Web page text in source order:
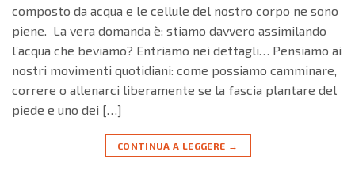
composto da acqua e le cellule del nostro corpo ne sono
piene. La vera domanda è: stiamo davvero assimilando
l’acqua che beviamo? Entriamo nei dettagli… Pensiamo ai
nostri movimenti quotidiani: come possiamo camminare,
correre o allenarci liberamente se la fascia plantare del
piede e uno dei […]
CONTINUA A LEGGERE →